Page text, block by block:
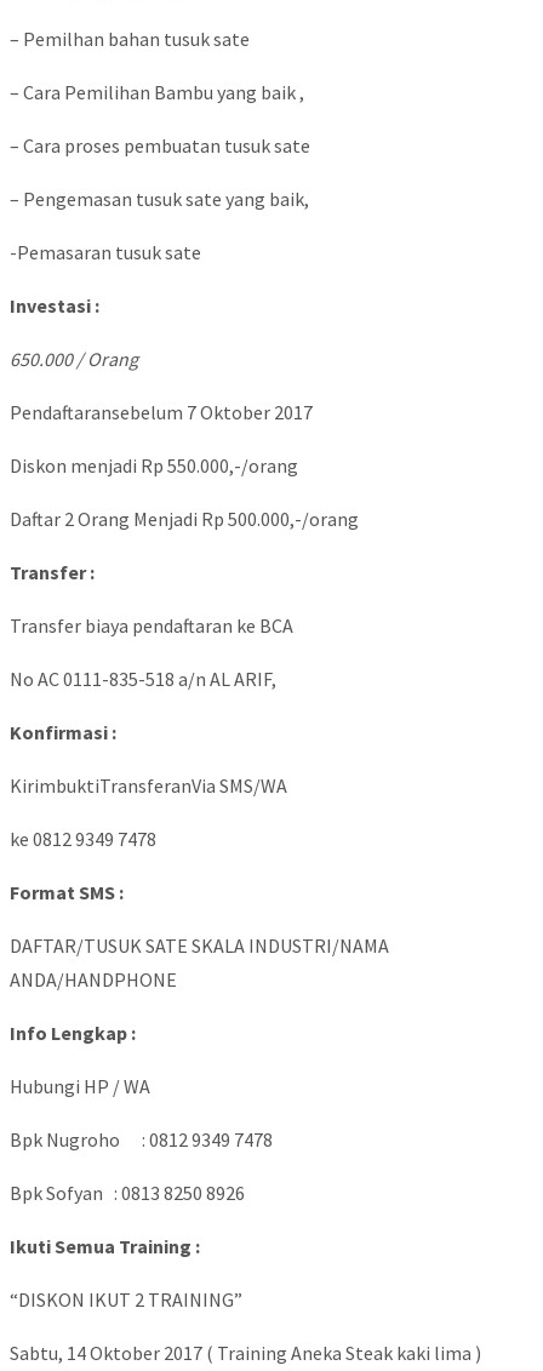
– Pemilhan bahan tusuk sate
– Cara Pemilihan Bambu yang baik ,
– Cara proses pembuatan tusuk sate
– Pengemasan tusuk sate yang baik,
-Pemasaran tusuk sate
Investasi :
650.000 / Orang
Pendaftaransebelum 7 Oktober 2017
Diskon menjadi Rp 550.000,-/orang
Daftar 2 Orang Menjadi Rp 500.000,-/orang
Transfer :
Transfer biaya pendaftaran ke BCA
No AC 0111-835-518 a/n AL ARIF,
Konfirmasi :
KirimbuktiTransferanVia SMS/WA
ke 0812 9349 7478
Format SMS :
DAFTAR/TUSUK SATE SKALA INDUSTRI/NAMA
ANDA/HANDPHONE
Info Lengkap :
Hubungi HP / WA
Bpk Nugroho : 0812 9349 7478
Bpk Sofyan : 0813 8250 8926
Ikuti Semua Training :
“DISKON IKUT 2 TRAINING”
Sabtu, 14 Oktober 2017 ( Training Aneka Steak kaki lima )